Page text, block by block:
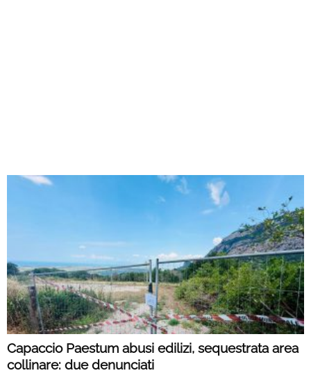
Capaccio Paestum abusi edilizi, sequestrata area
collinare: due denunciati